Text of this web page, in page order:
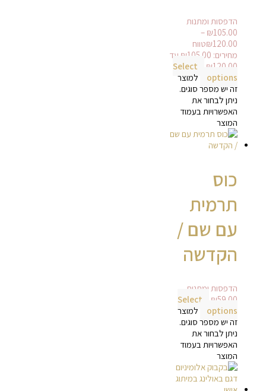
הדפסות ומתנות
₪105.00
–
₪120.00
טווח
מחירים: ⁦₪105.00⁩ עד
Select
options
למוצר
זה יש מספר סוגים.
ניתן לבחור את
האפשרויות בעמוד
המוצר
כוס
תרמית
עם שם /
הקדשה
הדפסות ומתנות
₪59.00
Select
options
למוצר
זה יש מספר סוגים.
ניתן לבחור את
האפשרויות בעמוד
המוצר